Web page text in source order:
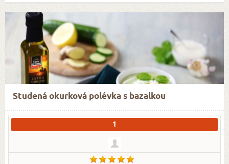
Studená okurková polévka s bazalkou
1